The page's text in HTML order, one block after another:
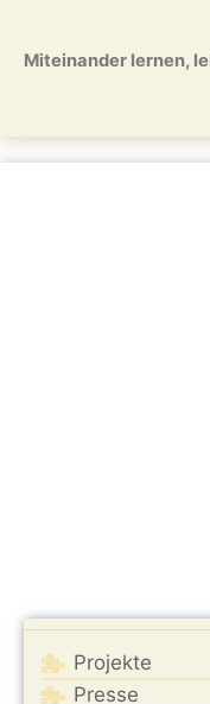
springen
springen
Miteinander lernen,
Projekte
Presse